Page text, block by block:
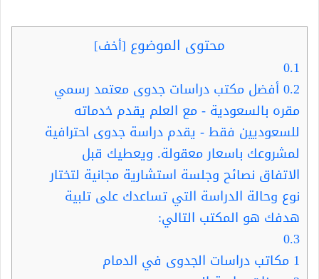
محتوى الموضوع [أخف]
0.1
0.2أفضل مكتب دراسات جدوى معتمد رسمي
مقره بالسعودية - مع العلم يقدم خدماته
للسعوديين فقط - يقدم دراسة جدوى احترافية
لمشروعك باسعار معقولة. ويعطيك قبل
الاتفاق نصائح وجلسة استشارية مجانية لتختار
نوع وحالة الدراسة التي تساعدك على تلبية
هدفك هو المكتب التالي:
0.3
1 مكاتب دراسات الجدوى في الدمام